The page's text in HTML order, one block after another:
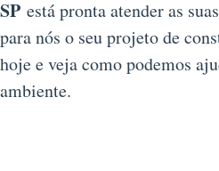
SP está pronta atender as
para nós o seu projeto de
hoje e veja como podemos
ambiente.